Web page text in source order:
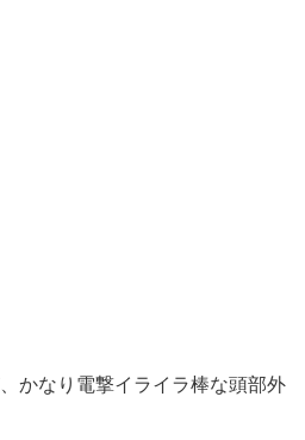
かなり電撃イライラ棒な頭部外